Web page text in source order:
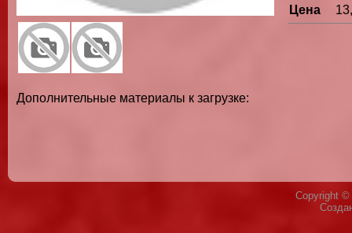
Дополнительные материалы к загрузке:
Цена
Copyright